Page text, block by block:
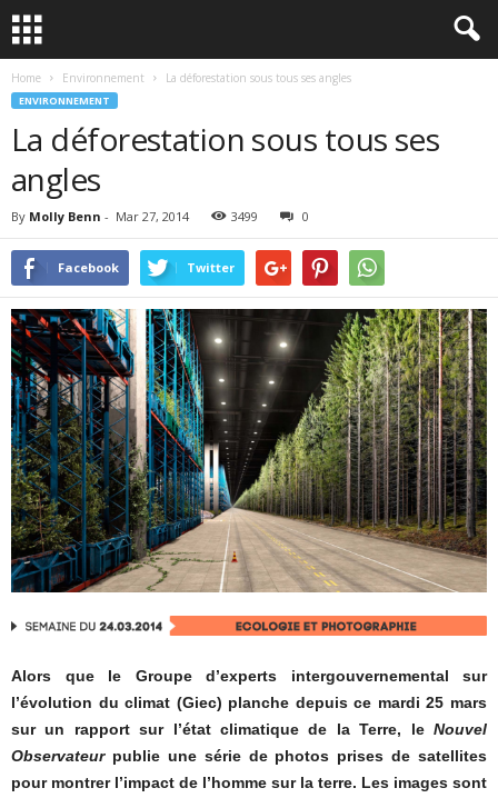
Home Environnement La déforestation sous tous ses angles
ENVIRONNEMENT
La déforestation sous tous ses
angles
By Molly Benn - Mar 27, 2014 3499 0
Facebook Twitter
Alors que le Groupe d’experts intergouvernemental sur
l’évolution du climat (Giec) planche depuis ce mardi 25 mars
sur un rapport sur l’état climatique de la Terre, le Nouvel
Observateurpublie une série de photos prises de satellites
pour montrer l’impact de l’homme sur la terre. Les images sont